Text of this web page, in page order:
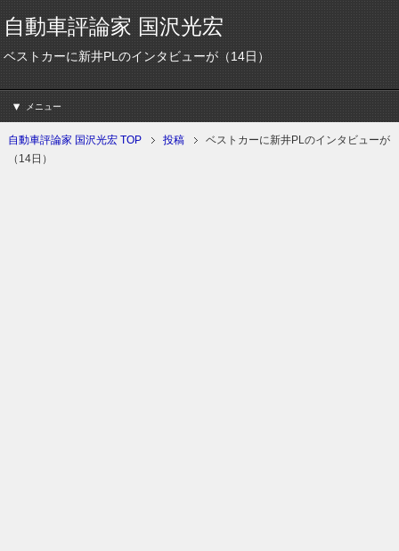
自動車評論家 国沢光宏
ベストカーに新井PLのインタビューが（14日）
メニュー
自動車評論家 国沢光宏 TOP 投稿
ベストカーに新井PLのインタビューが
（14日）